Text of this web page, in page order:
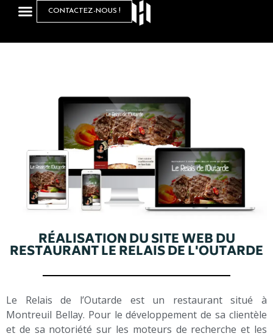
CONTACTEZ-NOUS !
RÉALISATION DU SITE WEB DU
RESTAURANT LE RELAIS DE L'OUTARDE
Le Relais de l’Outarde est un restaurant situé à
Montreuil Bellay. Pour le développement de sa clientèle
et de sa notoriété sur les moteurs de recherche et les